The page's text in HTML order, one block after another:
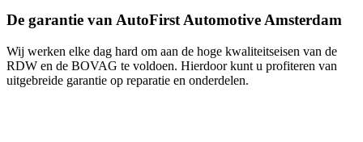
De garantie van AutoFirst Automotive Amsterdam
Wij werken elke dag hard om aan de hoge kwaliteitseisen van de
RDW en de BOVAG te voldoen. Hierdoor kunt u profiteren van
uitgebreide garantie op reparatie en onderdelen.